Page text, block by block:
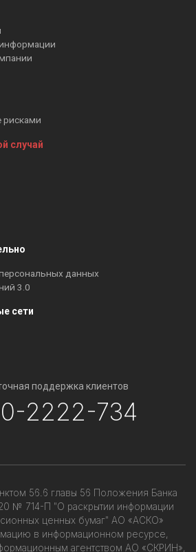
рисками
случай
данных
3.0
сети
поддержка клиентов
2222-734
56.6 главы 56 Положения Банка
№ 714-П "О раскрытии информации
ценных бумаг" АО «АСКО»
в информационном ресурсе,
агентством АО «СКРИН»,